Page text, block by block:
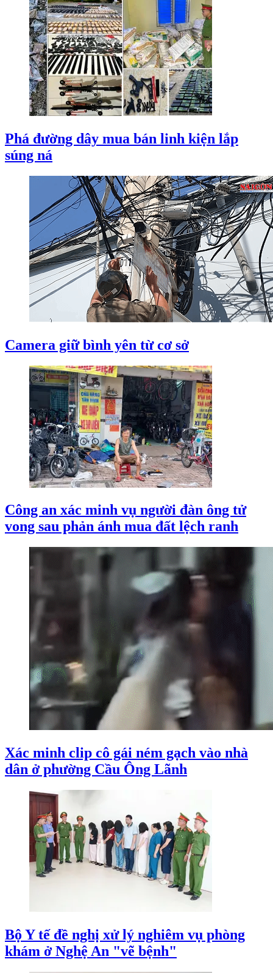
Phá đường dây mua bán linh kiện lắp
súng ná
Camera giữ bình yên từ cơ sở
Công an xác minh vụ người đàn ông tử
vong sau phản ánh mua đất lệch ranh
Xác minh clip cô gái ném gạch vào nhà
dân ở phường Cầu Ông Lãnh
Bộ Y tế đề nghị xử lý nghiêm vụ phòng
khám ở Nghệ An "vẽ bệnh"